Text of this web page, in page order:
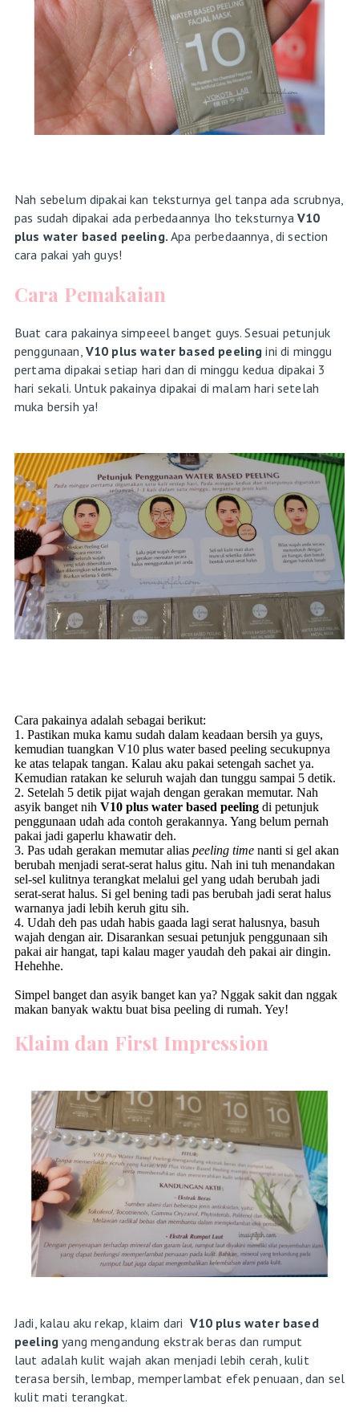
Nah sebelum dipakai kan teksturnya gel tanpa ada scrubnya,
pas sudah dipakai ada perbedaannya lho teksturnya V10
plus water based peeling.Apa perbedaannya, di section
cara pakai yah guys!
Cara Pemakaian
Buat cara pakainya simpeeel banget guys. Sesuai petunjuk
penggunaan, V10 plus water based peelingini di minggu
pertama dipakai setiap hari dan di minggu kedua dipakai 3
hari sekali. Untuk pakainya dipakai di malam hari setelah
muka bersih ya!
Cara pakainya adalah sebagai berikut:
1. Pastikan muka kamu sudah dalam keadaan bersih ya guys,
kemudian tuangkan V10 plus water based peeling secukupnya
ke atas telapak tangan. Kalau aku pakai setengah sachet ya.
Kemudian ratakan ke seluruh wajah dan tunggu sampai 5 detik.
2. Setelah 5 detik pijat wajah dengan gerakan memutar. Nah
asyik banget nih V10 plus water based peeling di petunjuk
penggunaan udah ada contoh gerakannya. Yang belum pernah
pakai jadi gaperlu khawatir deh.
3. Pas udah gerakan memutar alias peeling time nanti si gel akan
berubah menjadi serat-serat halus gitu. Nah ini tuh menandakan
sel-sel kulitnya terangkat melalui gel yang udah berubah jadi
serat-serat halus. Si gel bening tadi pas berubah jadi serat halus
warnanya jadi lebih keruh gitu sih.
4. Udah deh pas udah habis gaada lagi serat halusnya, basuh
wajah dengan air. Disarankan sesuai petunjuk penggunaan sih
pakai air hangat, tapi kalau mager yaudah deh pakai air dingin.
Hehehhe.
Simpel banget dan asyik banget kan ya? Nggak sakit dan nggak
makan banyak waktu buat bisa peeling di rumah. Yey!
Klaim dan First Impression
Jadi, kalau aku rekap, klaim dari V10 plus water based
peelingyang mengandung ekstrak beras dan rumput
laut adalah kulit wajah akan menjadi lebih cerah, kulit
terasa bersih, lembap, memperlambat efek penuaan, dan sel
kulit mati terangkat.